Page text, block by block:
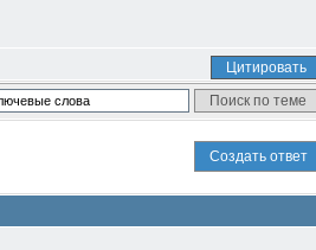
Цитировать
Создать ответ